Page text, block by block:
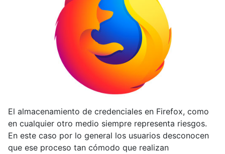
El almacenamiento de credenciales en Firefox, como
en cualquier otro medio siempre representa riesgos.
En este caso por lo general los usuarios desconocen
que ese proceso tan cómodo que realizan